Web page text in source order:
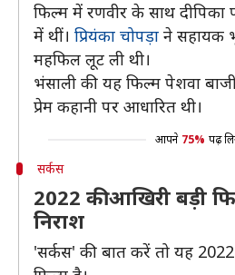
फिल्म में रणवीर के साथ
में थीं। प्रियंका चोपड़ा ने सहायक
महफिल लूट ली थी।
भंसाली की यह फिल्म पेशवा
प्रेम कहानी पर आधारित थी।
आपने 75% पढ़
सर्कस
2022 की आखिरी बड़ी
निराश
'सर्कस' की बात करें तो यह